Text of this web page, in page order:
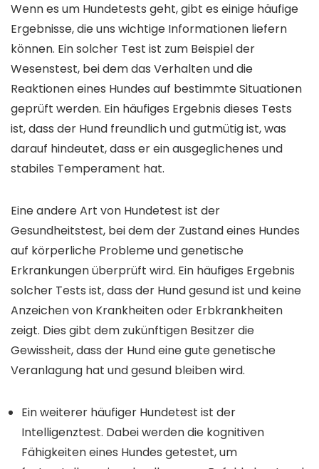
Wenn es um Hundetests geht, gibt es einige häufige
Ergebnisse, die uns wichtige Informationen liefern
können. Ein solcher Test ist zum Beispiel der
Wesenstest, bei dem das Verhalten und die
Reaktionen eines Hundes auf bestimmte Situationen
geprüft werden. Ein häufiges Ergebnis dieses Tests
ist, dass der Hund freundlich und gutmütig ist, was
darauf hindeutet, dass er ein ausgeglichenes und
stabiles Temperament hat.
Eine andere Art von Hundetest ist der
Gesundheitstest, bei dem der Zustand eines Hundes
auf körperliche Probleme und genetische
Erkrankungen überprüft wird. Ein häufiges Ergebnis
solcher Tests ist, dass der Hund gesund ist und keine
Anzeichen von Krankheiten oder Erbkrankheiten
zeigt. Dies gibt dem zukünftigen Besitzer die
Gewissheit, dass der Hund eine gute genetische
Veranlagung hat und gesund bleiben wird.
Ein weiterer häufiger Hundetest ist der
Intelligenztest. Dabei werden die kognitiven
Fähigkeiten eines Hundes getestet, um